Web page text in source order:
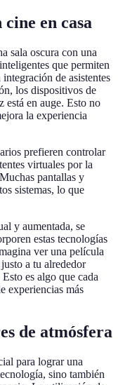
en casa
sala oscura con una
que permiten
de asistentes
los dispositivos de
está en auge. Esto no
la experiencia
prefieren controlar
virtuales por la
pantallas y
sistemas, lo que
y aumentada, se
estas tecnologías
ver una película
a tu alrededor
es algo que cada
experiencias más
de atmósfera
para lograr una
sino también